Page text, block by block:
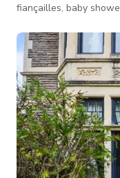
fiançailles, baby
cocktail d'inspiration
audacieuses, une
vibrante pour rendre
organisiez une
l'endroit où les bonnes